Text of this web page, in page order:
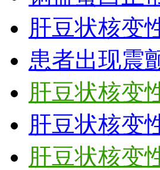
肝豆状核变
患者出现震
肝豆状核变
肝豆状核变
肝豆状核变